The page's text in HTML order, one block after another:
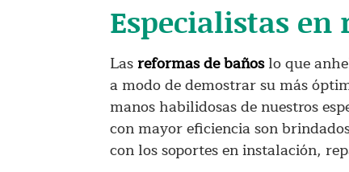
Especialistas en
Lasreformas de bañoslo que
a modo de demostrar su más
manos habilidosas de nuestros
con mayor eficiencia son
con los soportes en instalación,